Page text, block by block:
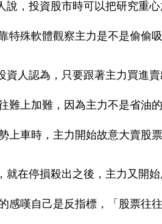
說，投資股市時可以把研究重
特殊軟體觀察主力是不是偷偷
資人認為，只要跟著主力買進
難上加難，因為主力不是省油
上車時，主力開始故意大賣股
就在停損殺出之後，主力又開
感嘆自己是反指標，「股票往